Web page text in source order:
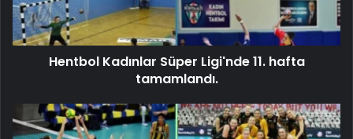
Hentbol Kadınlar Süper Ligi'nde 11. hafta
tamamlandı.